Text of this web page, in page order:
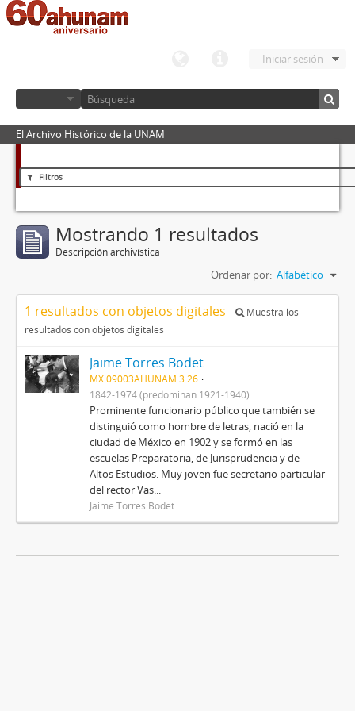
Iniciar sesión
El Archivo Histórico de la UNAM
Filtros
Mostrando 1 resultados
Descripción archivística
Ordenar por: Alfabético
1 resultados con objetos digitales
Muestra los
resultados con objetos digitales
Jaime Torres Bodet
MX 09003AHUNAM 3.26
1842-1974 (predominan 1921-1940)
Prominente funcionario público que también se
distinguió como hombre de letras, nació en la
ciudad de México en 1902 y se formó en las
escuelas Preparatoria, de Jurisprudencia y de
Altos Estudios. Muy joven fue secretario particular
del rector Vas...
Jaime Torres Bodet